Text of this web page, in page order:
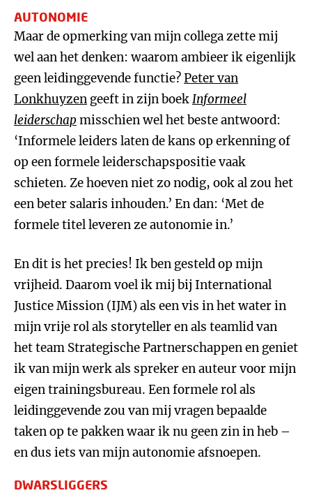
AUTONOMIE
Maar de opmerking van mijn collega zette mij
wel aan het denken: waarom ambieer ik eigenlijk
geen leidinggevende functie?Peter van
Lonkhuyzen geeft in zijn boekInformeel
leiderschap misschien wel het beste antwoord:
‘Informele leiders laten de kans op erkenning of
op een formele leiderschapspositie vaak
schieten. Ze hoeven niet zo nodig, ook al zou het
een beter salaris inhouden.’ En dan: ‘Met de
formele titel leveren ze autonomie in.’
En dit is het precies! Ik ben gesteld op mijn
vrijheid. Daarom voel ik mij bij International
Justice Mission (IJM) als een vis in het water in
mijn vrije rol als storyteller en als teamlid van
het team Strategische Partnerschappen en geniet
ik van mijn werk als spreker en auteur voor mijn
eigen trainingsbureau. Een formele rol als
leidinggevende zou van mij vragen bepaalde
taken op te pakken waar ik nu geen zin in heb –
en dus iets van mijn autonomie afsnoepen.
DWARSLIGGERS